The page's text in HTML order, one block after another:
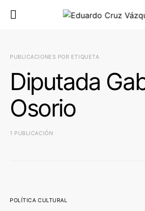
PUBLICACIONES POR ETIQUETA
Diputada
Osorio
1 PUBLICACIÓN
POLÍTICA CULTURAL